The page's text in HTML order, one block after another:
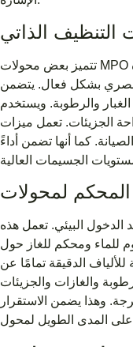
التنظيف الذاتي
تتميز بعض محولات MPO المتقدمة بآليات التنظيف الذاتي. تعمل هذه
البصري بشكل فعال. يتضمن
والرطوبة. ويستخدم
الجزيئات. تعمل ميزات
كما أنها تضمن أداءً
الدخول البيئي. تعمل هذه
للماء ومحكم للغاز حول
للألياف الدقيقة تمامًا عن
والغازات والجزيئات
وهذا يضمن الاستقرار